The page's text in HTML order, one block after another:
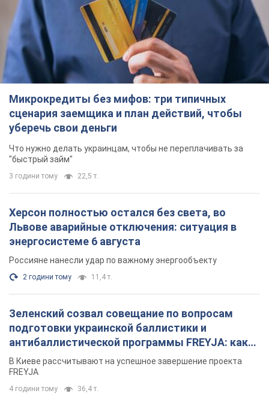
Микрокредиты без мифов: три типичных
сценария заемщика и план действий, чтобы
уберечь свои деньги
Что нужно делать украинцам, чтобы не переплачивать за
"быстрый займ"
3 години тому 22,5 т.
Херсон полностью остался без света, во
Львове аварийные отключения: ситуация в
энергосистеме 6 августа
Россияне нанесли удар по важному энергообъекту
2 години тому 11,4 т.
Зеленский созвал совещание по вопросам
подготовки украинской баллистики и
антибаллистической программы FREYJA: какие
решения готовятся
В Киеве рассчитывают на успешное завершение проекта
FREYJA
4 години тому 36,4 т.